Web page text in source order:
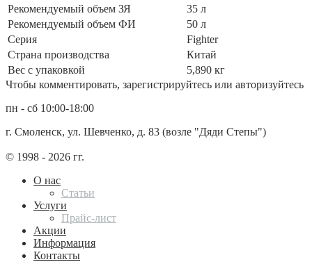
Рекомендуемый объем ЗЯ
35 л
Рекомендуемый объем ФИ
50 л
Серия
Fighter
Страна производства
Китай
Вес с упаковкой
5,890 кг
Чтобы комментировать, зарегистрируйтесь или авторизуйтесь
пн - сб 10:00-18:00
г. Смоленск, ул. Шевченко, д. 83 (возле "Дяди Степы")
© 1998 - 2026 гг.
О нас
Статьи
Услуги
Прайс-лист
Акции
Информация
Контакты